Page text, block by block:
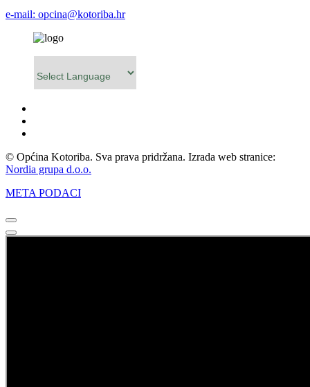
e-mail: opcina@kotoriba.hr
© Općina Kotoriba. Sva prava pridržana. Izrada web stranice:
Nordia grupa d.o.o.
META PODACI